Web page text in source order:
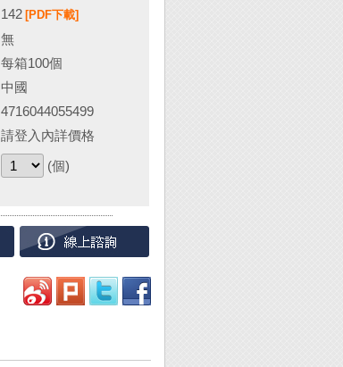
142 [PDF下載]
無
每箱100個
中國
4716044055499
請登入內詳價格
(個)